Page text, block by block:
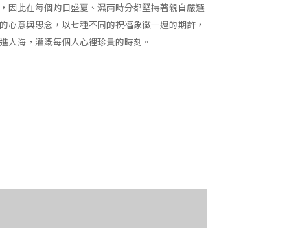
因此在每個灼日盛夏、濕雨時分都堅持著親自嚴選
心意與思念，以七種不同的祝福象徵一週的期許，
人海，灌溉每個人心裡珍貴的時刻。